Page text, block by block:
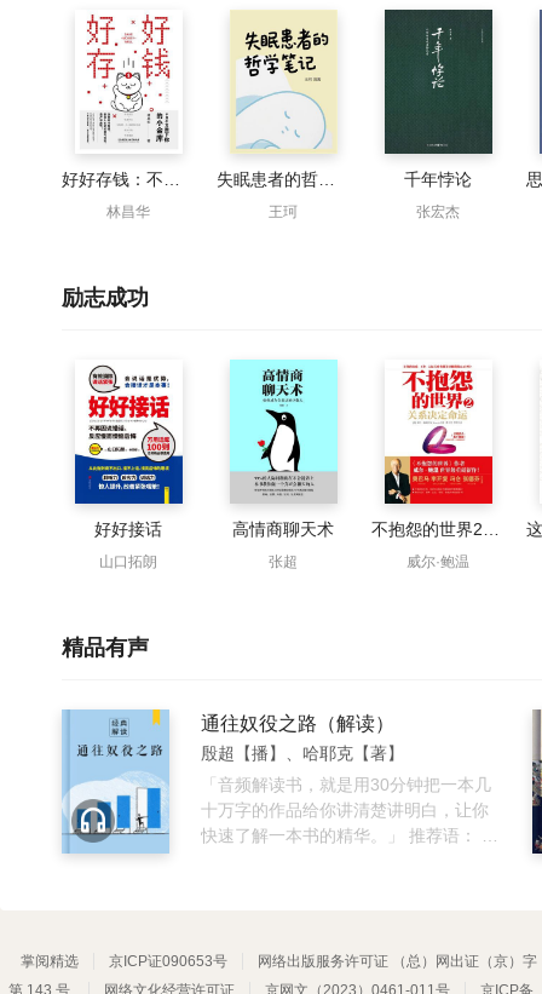
林昌华 王珂
千年悖论
张宏杰
励志成功
好好接话
山口拓朗
高情商聊天术
张超 威尔·鲍温
精品有声
通往奴役之路（解读）
殷超【播】、哈耶克【著】
「音频解读书，就是用30分钟把一本几
十万字的作品给你讲清楚讲明白，让你
快速了解一本书的精华。」 推荐语： 思
作，引起学术界普遍关注。该书是对自
由主义和个人主义理论的阐述中最著
掌阅精选 京ICP证090653号
网络出版服务许可证 （总）网出证（京）字
第 143 号
网络文化经营许可证 京网文（2023）0461-011号 京ICP备